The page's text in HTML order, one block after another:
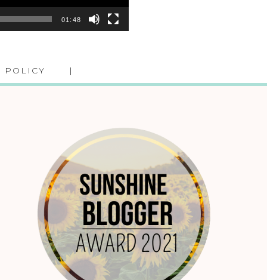
01:48
POLICY